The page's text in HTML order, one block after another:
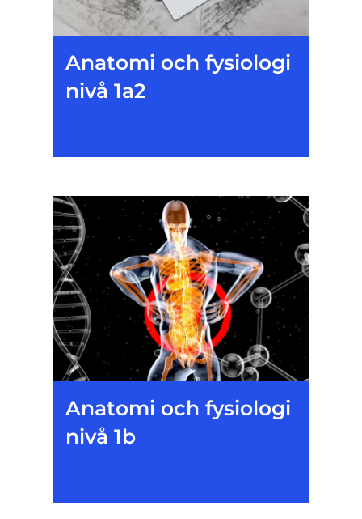
Anatomi och fysiologi
nivå 1a2
Anatomi och fysiologi
nivå 1b